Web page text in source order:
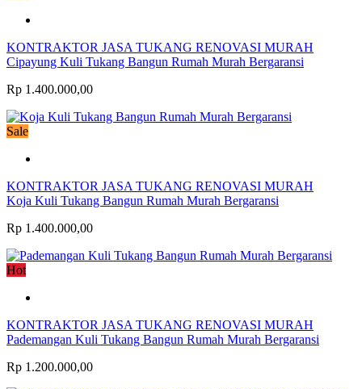
KONTRAKTOR JASA TUKANG RENOVASI MURAH
Cipayung Kuli Tukang Bangun Rumah Murah Bergaransi
Rp 1.400.000,00
Sale
KONTRAKTOR JASA TUKANG RENOVASI MURAH
Koja Kuli Tukang Bangun Rumah Murah Bergaransi
Rp 1.400.000,00
Hot
KONTRAKTOR JASA TUKANG RENOVASI MURAH
Pademangan Kuli Tukang Bangun Rumah Murah Bergaransi
Rp 1.200.000,00